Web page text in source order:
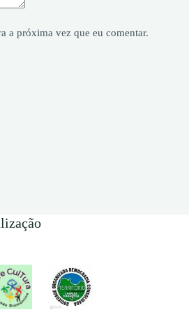
a próxima vez que eu comentar.